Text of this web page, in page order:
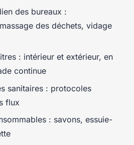
des bureaux :
des déchets, vidage
: intérieur et extérieur, en
continue
sanitaires : protocoles
flux
: savons, essuie-